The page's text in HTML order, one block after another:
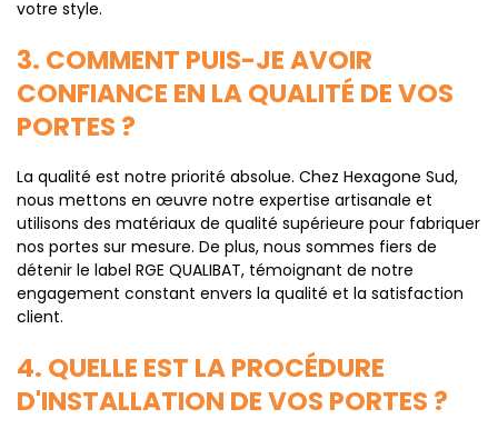
votre style.
3. COMMENT PUIS-JE AVOIR
CONFIANCE EN LA QUALITÉ DE VOS
PORTES ?
La qualité est notre priorité absolue. Chez Hexagone Sud,
nous mettons en œuvre notre expertise artisanale et
utilisons des matériaux de qualité supérieure pour fabriquer
nos portes sur mesure. De plus, nous sommes fiers de
détenir le label RGE QUALIBAT, témoignant de notre
engagement constant envers la qualité et la satisfaction
client.
4. QUELLE EST LA PROCÉDURE
D'INSTALLATION DE VOS PORTES ?